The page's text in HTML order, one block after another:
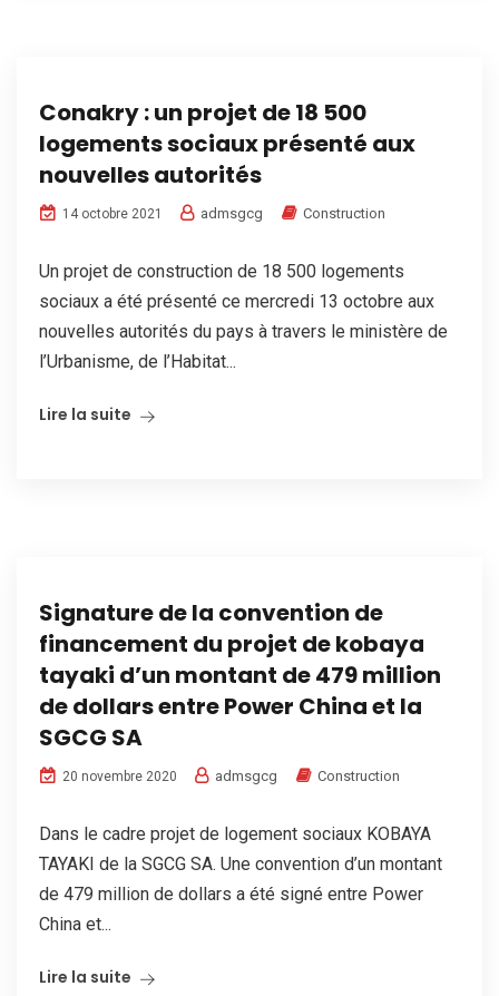
Conakry : un projet de 18 500
logements sociaux présenté aux
nouvelles autorités
14 octobre 2021 admsgcg Construction
Un projet de construction de 18 500 logements
sociaux a été présenté ce mercredi 13 octobre aux
nouvelles autorités du pays à travers le ministère de
l’Urbanisme, de l’Habitat...
Lire la suite
Signature de la convention de
financement du projet de kobaya
tayaki d’un montant de 479 million
de dollars entre Power China et la
SGCG SA
20 novembre 2020 admsgcg Construction
Dans le cadre projet de logement sociaux KOBAYA
TAYAKI de la SGCG SA. Une convention d’un montant
de 479 million de dollars a été signé entre Power
China et...
Lire la suite